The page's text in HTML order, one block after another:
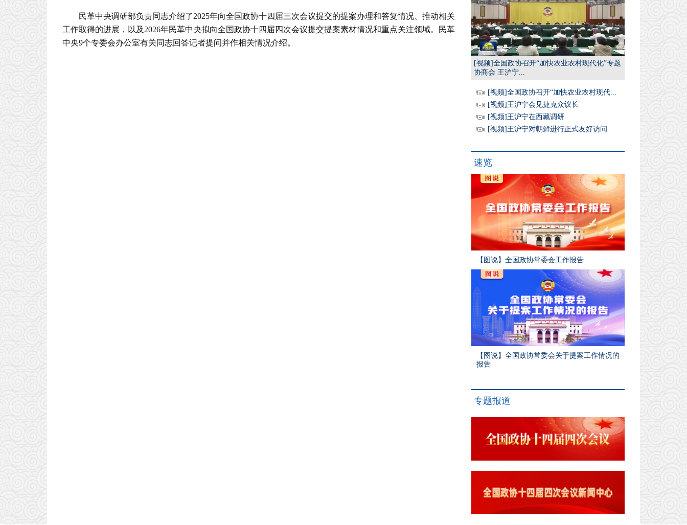
民革中央调研部负责同志介绍了2025年向全国政协十四届三次会议提交的提案办理和答复情况、推动相关
工作取得的进展，以及2026年民革中央拟向全国政协十四届四次会议提交提案素材情况和重点关注领域。民革
中央9个专委会办公室有关同志回答记者提问并作相关情况介绍。
[视频]全国政协召开“加快农业农村现代化”专题
协商会 王沪宁...
[视频]全国政协召开“加快农业农村现代...
[视频]王沪宁会见捷克众议长
[视频]王沪宁在西藏调研
[视频]王沪宁对朝鲜进行正式友好访问
速览
【图说】全国政协常委会工作报告
【图说】全国政协常委会关于提案工作情况的
报告
专题报道